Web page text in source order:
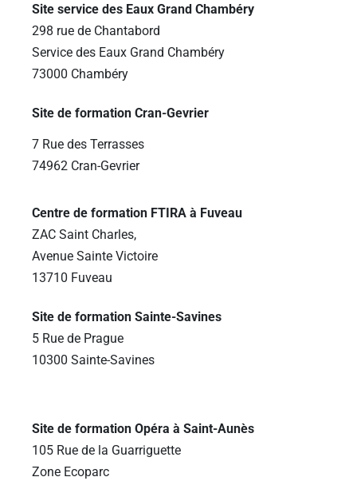
Site service des Eaux Grand Chambéry
298 rue de Chantabord
Service des Eaux Grand Chambéry
73000 Chambéry
Site de formation Cran-Gevrier
7 Rue des Terrasses
74962 Cran-Gevrier
Centre de formation FTIRA à Fuveau
ZAC Saint Charles,
Avenue Sainte Victoire
13710 Fuveau
Site de formation Sainte-Savines
5 Rue de Prague
10300 Sainte-Savines
Site de formation Opéra à Saint-Aunès
105 Rue de la Guarriguette
Zone Ecoparc